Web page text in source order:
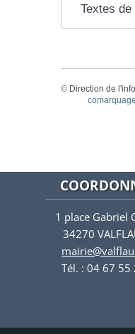
Textes
© Direction de
1 place Gabriel
34270
Tél. : 04 67 55